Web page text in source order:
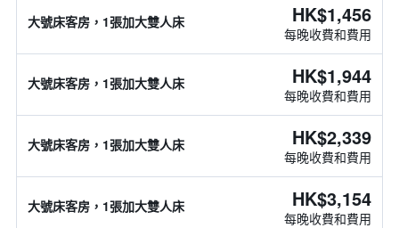
大號床客房，1張加大雙人床 HK$1,456
每晚收費和費用
大號床客房，1張加大雙人床 HK$1,944
每晚收費和費用
大號床客房，1張加大雙人床 HK$2,339
每晚收費和費用
大號床客房，1張加大雙人床 HK$3,154
每晚收費和費用